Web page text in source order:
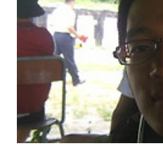
을 훼손하지 않은채 정성스레 길을 닦
마고도는 1268년 전 저 멀리 인도 우
온 길입니다. 땅끝 사람들이 미황사를
는 ..